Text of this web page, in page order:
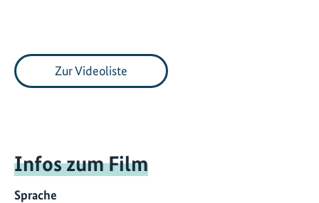
Zur Videoliste
Infos zum Film
Sprache